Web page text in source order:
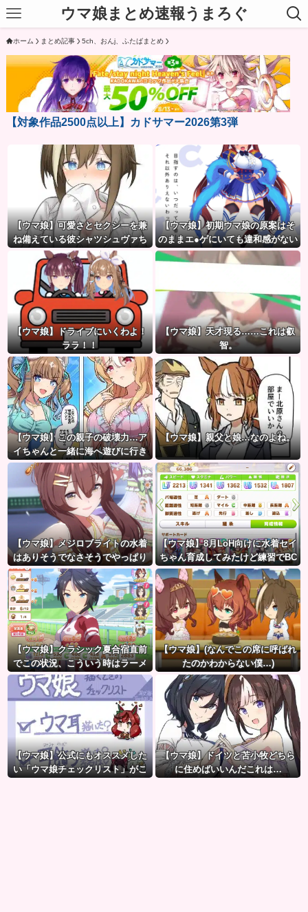
ウマ娘まとめ速報うまろぐ
ホーム まとめ記事 5ch、おんj、ふたばまとめ
【対象作品2500点以上】カドサマー2026第3弾
【ウマ娘】可愛さとセクシーを兼
ね備えている彼シャツシュヴァち
【ウマ娘】初期ウマ娘の原案はそ
のままエ●ゲにいても違和感がない
んだ。
【ウマ娘】ドライブにいくわよ！
ララ！！
【ウマ娘】天才現る……これは叡
智。
【ウマ娘】この親子の破壊力…ア
イちゃんと一緒に海へ遊びに行き
たい人生だった。
【ウマ娘】親父と娘…なのよね。
【ウマ娘】メジロブライトの水着
はありそうでなさそうでやっぱり
“ある”
【ウマ娘】8月LoH向けに水着セイ
ちゃん育成してみたけど練習でBC
産アイちゃんのおやつになって
る。
【ウマ娘】クラシック夏合宿直前
でこの状況、こういう時はラーメ
ン食べてもいいのかな？
【ウマ娘】(なんでこの席に呼ばれ
たのかわからない僕…)
【ウマ娘】公式にもオススメした
い「ウマ娘チェックリスト」がこ
【ウマ娘】ドイツと苫小牧どちら
に住めばいいんだこれは…